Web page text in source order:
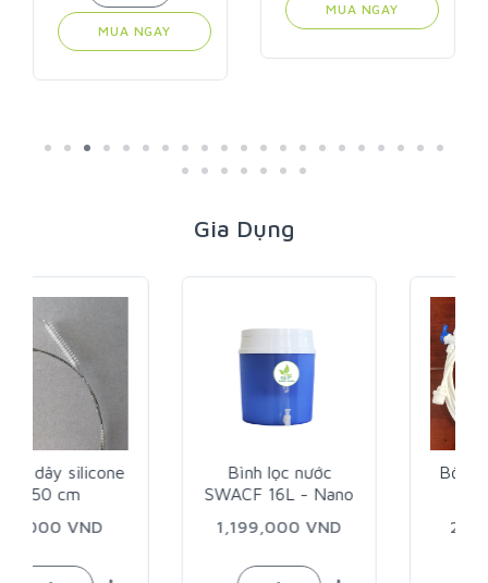
MUA NGAY
MUA NGAY
Gia Dụng
Bình lọc nước
SWACF 16L - Nano
1,199,000 VND
Bộ cấp nước bình
lọc SWACF
250,000 VND